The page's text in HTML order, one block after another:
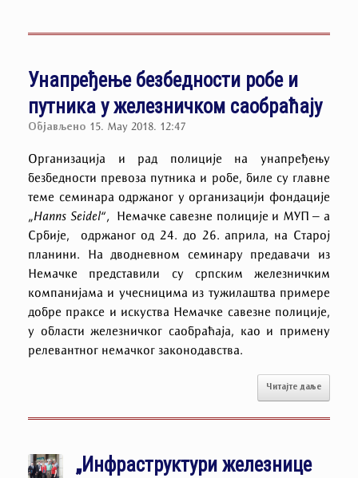
Унапређење безбедности робе и
путника у железничком саобраћају
Објављено 15. May 2018. 12:47
Организација и рад полиције на унапређењу
безбедности превоза путника и робе, биле су главне
теме семинара одржаног у организацији фондације
„Hanns Seidel“, Немачке савезне полиције и МУП – а
Србије, одржаног од 24. до 26. априла, на Старој
планини. На дводневном семинару предавачи из
Немачке представили су српским железничким
компанијама и учесницима из тужилаштва примере
добре праксе и искуства Немачке савезне полиције,
у области железничког саобраћаја, као и примену
релевантног немачког законодавства.
Читајте даље
„Инфраструктури железнице